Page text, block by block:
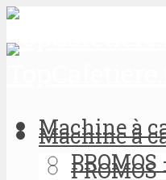
Machine à
Machine à